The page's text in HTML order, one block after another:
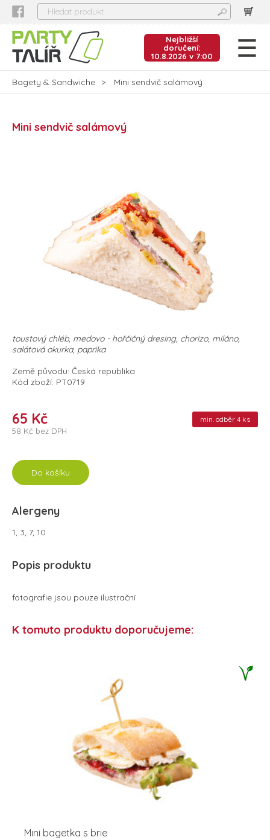
Nejbližší
doručení:
10.8.2026 v 7:00
Bagety & Sandwiche Mini sendvič salámový
Mini sendvič salámový
toustový chléb, medovo - hořčičný dresing, chorizo, miláno,
salátová okurka, paprika
Země původu: Česká republika
Kód zboží: PT0719
65 Kč
58 Kč bez DPH
min. odběr 4 ks
Do košíku
Alergeny
1, 3, 7, 10
Popis produktu
fotografie jsou pouze ilustrační
K tomuto produktu doporučujeme:
Mini bagetka s brie